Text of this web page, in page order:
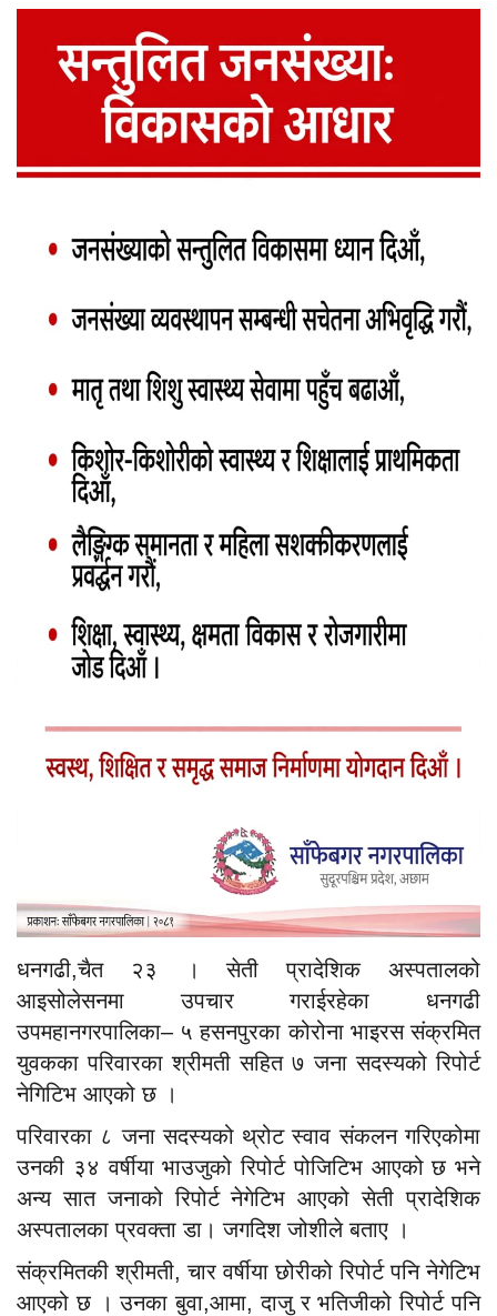
धनगढी,चैत २३ । सेती प्रादेशिक अस्पतालको
आइसोलेसनमा उपचार गराईरहेका धनगढी
उपमहानगरपालिका– ५ हसनपुरका कोरोना भाइरस संक्रमित
युवकका परिवारका श्रीमती सहित ७ जना सदस्यको रिपोर्ट
नेगिटिभ आएको छ ।
परिवारका ८ जना सदस्यको थ्रोट स्वाव संकलन गरिएकोमा
उनकी ३४ वर्षीया भाउजुको रिपोर्ट पोजिटिभ आएको छ भने
अन्य सात जनाको रिपोर्ट नेगेटिभ आएको सेती प्रादेशिक
अस्पतालका प्रवक्ता डा। जगदिश जोशीले बताए ।
संक्रमितकी श्रीमती, चार वर्षीया छोरीको रिपोर्ट पनि नेगेटिभ
आएको छ । उनका बुवा,आमा, दाजु र भतिजीको रिपोर्ट पनि